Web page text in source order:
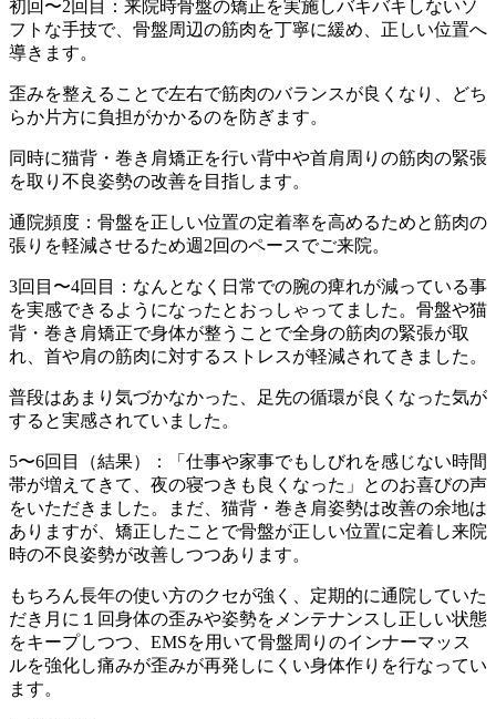
初回〜2回目：来院時骨盤の矯正を実施しバキバキしないソ
フトな手技で、骨盤周辺の筋肉を丁寧に緩め、正しい位置へ
導きます。
歪みを整えることで左右で筋肉のバランスが良くなり、どち
らか片方に負担がかかるのを防ぎます。
同時に猫背・巻き肩矯正を行い背中や首肩周りの筋肉の緊張
を取り不良姿勢の改善を目指します。
通院頻度：骨盤を正しい位置の定着率を高めるためと筋肉の
張りを軽減させるため週2回のペースでご来院。
3回目〜4回目：なんとなく日常での腕の痺れが減っている事
を実感できるようになったとおっしゃってました。骨盤や猫
背・巻き肩矯正で身体が整うことで全身の筋肉の緊張が取
れ、首や肩の筋肉に対するストレスが軽減されてきました。
普段はあまり気づかなかった、足先の循環が良くなった気が
すると実感されていました。
5〜6回目（結果）：「仕事や家事でもしびれを感じない時間
帯が増えてきて、夜の寝つきも良くなった」とのお喜びの声
をいただきました。まだ、猫背・巻き肩姿勢は改善の余地は
ありますが、矯正したことで骨盤が正しい位置に定着し来院
時の不良姿勢が改善しつつあります。
もちろん長年の使い方のクセが強く、定期的に通院していた
だき月に１回身体の歪みや姿勢をメンテナンスし正しい状態
をキープしつつ、EMSを用いて骨盤周りのインナーマッス
ルを強化し痛みが歪みが再発しにくい身体作りを行なってい
ます。